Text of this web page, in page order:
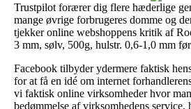
Trustpilot forærer dig flere hæderlige
mange øvrige forbrugeres domme og
tjekker online webshoppens kritik af
3 mm, sølv, 500g, hulstr. 0,6-1,0 mm
Facebook tilbyder ydermere faktisk
for at få en idé om internet
vi faktisk online virksomheder hvor
bedømmelse af virksomhedens